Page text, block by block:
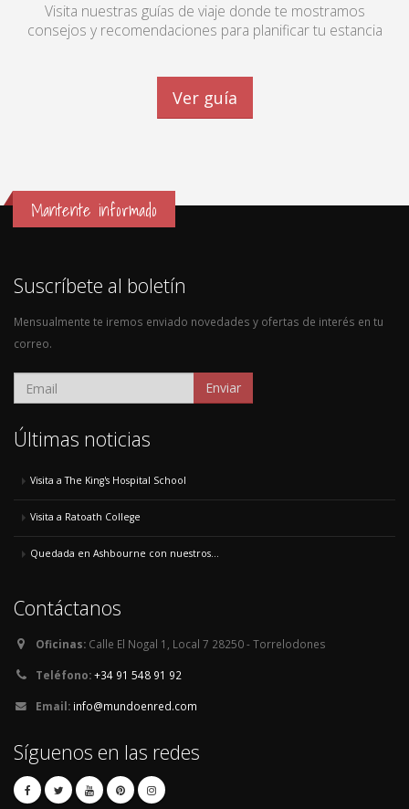
Visita nuestras guías de viaje donde te mostramos
consejos y recomendaciones para planificar tu estancia
Ver guía
Mantente informado
Suscríbete al boletín
Mensualmente te iremos enviado novedades y ofertas de interés en tu
correo.
Enviar
Últimas noticias
Visita a The King's Hospital School
Visita a Ratoath College
Quedada en Ashbourne con nuestros...
Contáctanos
Oficinas: Calle El Nogal 1, Local 7 28250 - Torrelodones
Teléfono:+34 91 548 91 92
Email: info@mundoenred.com
Síguenos en las redes